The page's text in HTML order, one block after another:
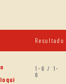
Resultado
1-6 / 1-
6